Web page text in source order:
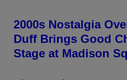
2000s Nostalgia
Duff Brings Good
Stage at Madison